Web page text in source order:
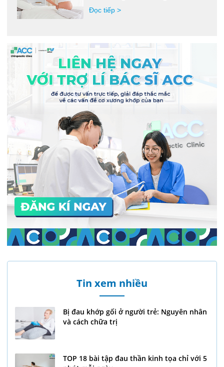
Đọc tiếp >
Tin xem nhiều
Bị đau khớp gối ở người trẻ: Nguyên nhân
và cách chữa trị
TOP 18 bài tập đau thần kinh tọa chỉ với 5